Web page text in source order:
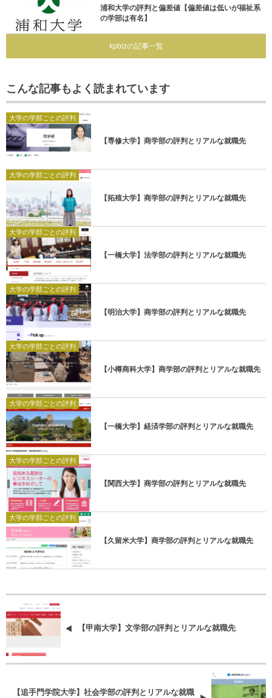
浦和大学の評判と偏差値【偏差値は低いが福祉系
の学部は有名】
kpbizの記事一覧
こんな記事もよく読まれています
大学の学部ごとの評判
【専修大学】商学部の評判とリアルな就職先
大学の学部ごとの評判
【拓殖大学】商学部の評判とリアルな就職先
大学の学部ごとの評判
【一橋大学】法学部の評判とリアルな就職先
大学の学部ごとの評判
【明治大学】商学部の評判とリアルな就職先
大学の学部ごとの評判
【小樽商科大学】商学部の評判とリアルな就職先
大学の学部ごとの評判
【一橋大学】経済学部の評判とリアルな就職先
大学の学部ごとの評判
【関西大学】商学部の評判とリアルな就職先
大学の学部ごとの評判
【久留米大学】商学部の評判とリアルな就職先
【甲南大学】文学部の評判とリアルな就職先
【追手門学院大学】社会学部の評判とリアルな就職